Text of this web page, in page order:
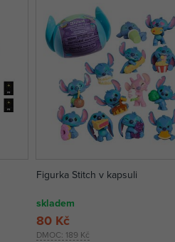
Figurka Stitch v kapsuli
skladem
DMOC: 189 Kč
80 Kč